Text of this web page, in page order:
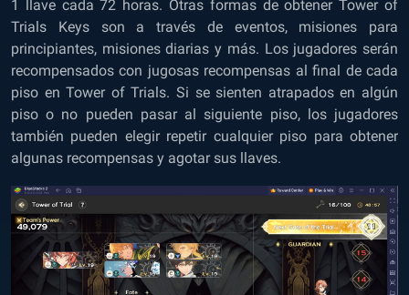
1 llave cada 72 horas. Otras formas de obtener Tower of
Trials Keys son a través de eventos, misiones para
principiantes, misiones diarias y más. Los jugadores serán
recompensados ​​con jugosas recompensas al final de cada
piso en Tower of Trials. Si se sienten atrapados en algún
piso o no pueden pasar al siguiente piso, los jugadores
también pueden elegir repetir cualquier piso para obtener
algunas recompensas y agotar sus llaves.